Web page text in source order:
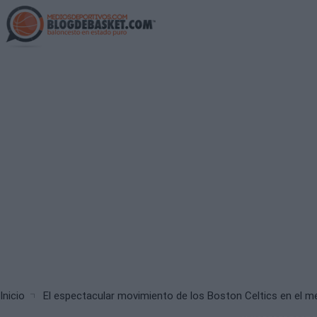
Skip
to
main
Breadcrumb
Inicio El espectacular movimiento de los Boston Celtics en el